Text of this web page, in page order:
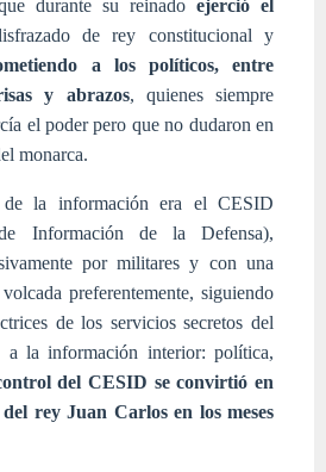
durante su reinado ejerció el
de rey constitucional y
a los políticos, entre
y abrazos, quienes siempre
el poder pero que no dudaron en
monarca.
la información era el CESID
Información de la Defensa),
por militares y con una
preferentemente, siguiendo
de los servicios secretos del
a la información interior: política,
del CESID se convirtió en
rey Juan Carlos en los meses